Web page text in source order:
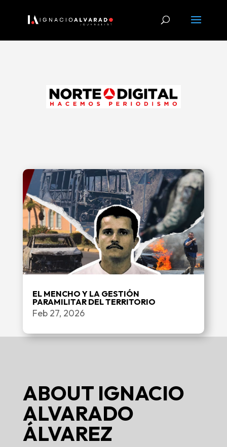
EL MENCHO Y LA GESTIÓN
PARAMILITAR DEL TERRITORIO
Feb 27, 2026
ABOUT IGNACIO
ALVARADO
ÁLVAREZ